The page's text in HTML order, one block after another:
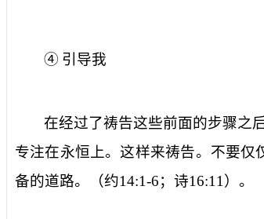
④ 引导我
在经过了祷告这些前面的步骤之
专注在永恒上。这样来祷告。不要
备的道路。（约14:1-6；诗16:11 ）。